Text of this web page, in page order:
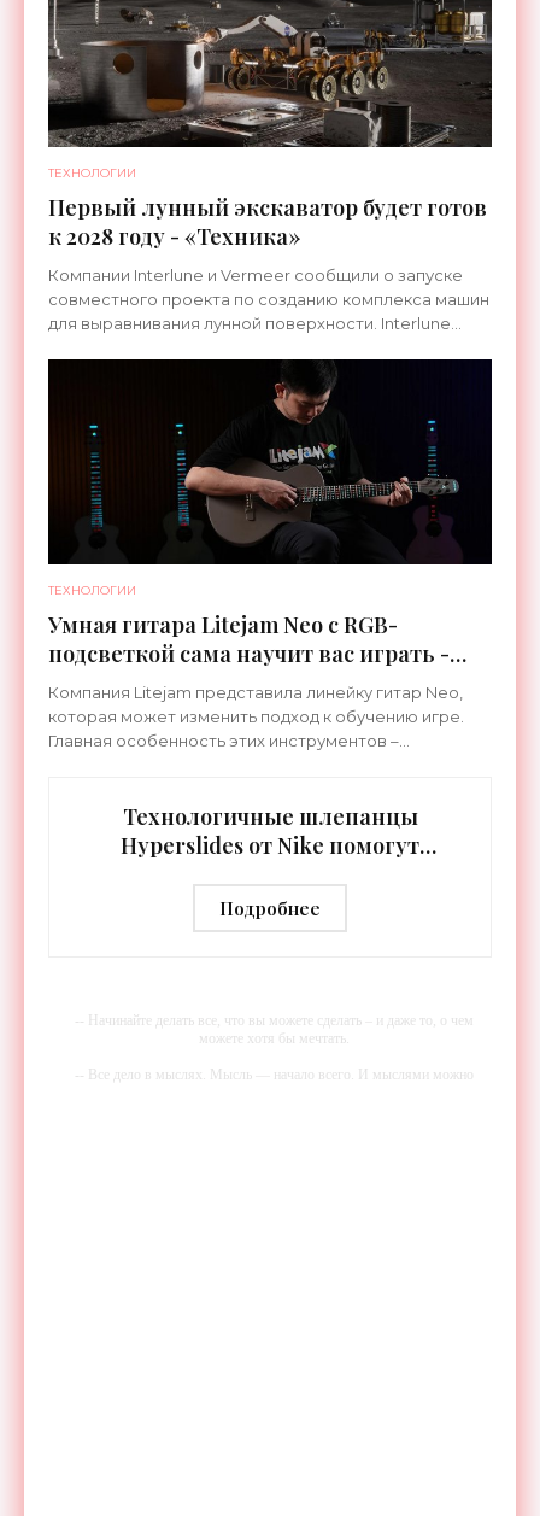
ТЕХНОЛОГИИ
Первый лунный экскаватор будет готов
к 2028 году - «Техника»
Компании Interlune и Vermeer сообщили о запуске
совместного проекта по созданию комплекса машин
для выравнивания лунной поверхности. Interlune
ТЕХНОЛОГИИ
Умная гитара Litejam Neo с RGB-
подсветкой сама научит вас играть -
«Гаджеты»
Компания Litejam представила линейку гитар Neo,
которая может изменить подход к обучению игре.
Главная особенность этих инструментов –
Технологичные шлепанцы
Hyperslides от Nike помогут
тренировки - «Гаджеты»
Подробнее
-- Начинайте делать все, что вы можете сделать – и даже то, о чем
можете хотя бы мечтать.
-- Все дело в мыслях. Мысль — начало всего. И мыслями можно